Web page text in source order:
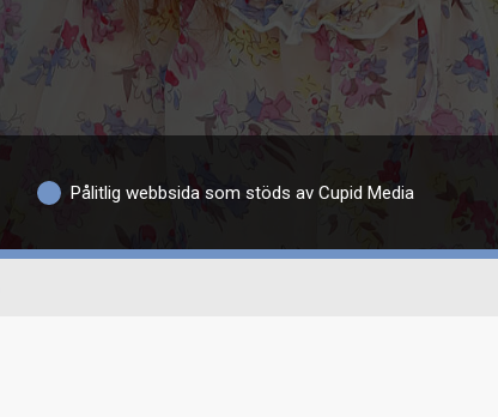
Pålitlig webbsida som stöds av Cupid Media